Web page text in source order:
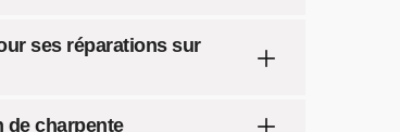
ses réparations sur
de charpente